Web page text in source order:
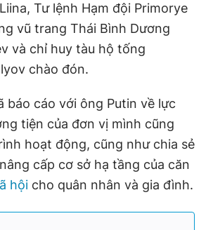
Tư lệnh Hạm đội Primorye
vũ trang Thái Bình Dương
và chỉ huy tàu hộ tống
chào đón.
báo cáo với ông Putin về lực
tiện của đơn vị mình cũng
hoạt động, cũng như chia sẻ
cấp cơ sở hạ tầng của căn
hội cho quân nhân và gia đình.